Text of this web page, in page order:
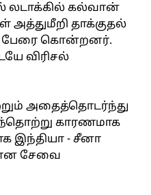
லடாக்கில் கல்வான்
அத்துமீறி தாக்குதல்
பேரை கொன்றனர்.
விரிசல்
அதைத்தொடர்ந்து
காரணமாக
இந்தியா - சீனா
சேவை